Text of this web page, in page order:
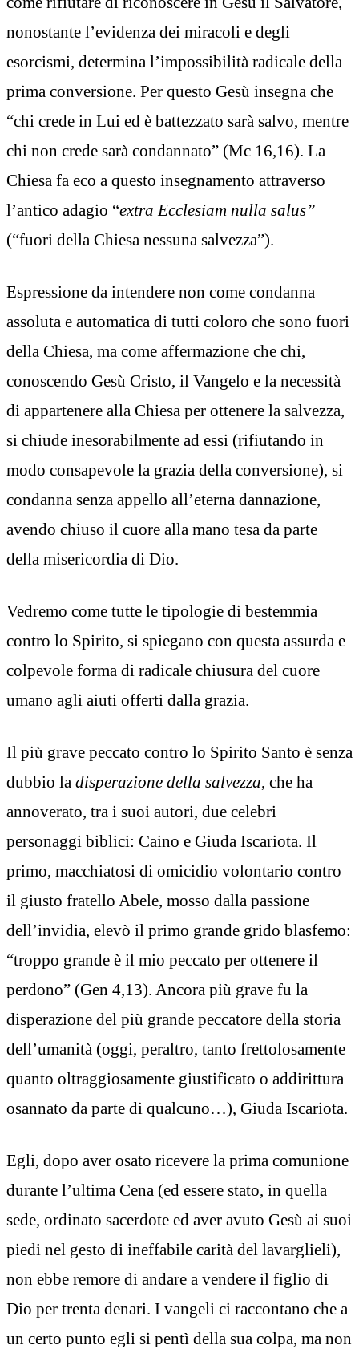
nonostante l’evidenza dei miracoli e degli
esorcismi, determina l’impossibilità radicale della
prima conversione. Per questo Gesù insegna che
“chi crede in Lui ed è battezzato sarà salvo, mentre
chi non crede sarà condannato” (Mc 16,16). La
Chiesa fa eco a questo insegnamento attraverso
l’antico adagio “extra Ecclesiam nulla salus”
(“fuori della Chiesa nessuna salvezza”).
Espressione da intendere non come condanna
assoluta e automatica di tutti coloro che sono fuori
della Chiesa, ma come affermazione che chi,
conoscendo Gesù Cristo, il Vangelo e la necessità
di appartenere alla Chiesa per ottenere la salvezza,
si chiude inesorabilmente ad essi (rifiutando in
modo consapevole la grazia della conversione), si
condanna senza appello all’eterna dannazione,
avendo chiuso il cuore alla mano tesa da parte
della misericordia di Dio.
Vedremo come tutte le tipologie di bestemmia
contro lo Spirito, si spiegano con questa assurda e
colpevole forma di radicale chiusura del cuore
umano agli aiuti offerti dalla grazia.
Il più grave peccato contro lo Spirito Santo è senza
dubbio la disperazione della salvezza, che ha
annoverato, tra i suoi autori, due celebri
personaggi biblici: Caino e Giuda Iscariota. Il
primo, macchiatosi di omicidio volontario contro
il giusto fratello Abele, mosso dalla passione
dell’invidia, elevò il primo grande grido blasfemo:
“troppo grande è il mio peccato per ottenere il
perdono” (Gen 4,13). Ancora più grave fu la
disperazione del più grande peccatore della storia
dell’umanità (oggi, peraltro, tanto frettolosamente
quanto oltraggiosamente giustificato o addirittura
osannato da parte di qualcuno…), Giuda Iscariota.
Egli, dopo aver osato ricevere la prima comunione
durante l’ultima Cena (ed essere stato, in quella
sede, ordinato sacerdote ed aver avuto Gesù ai suoi
piedi nel gesto di ineffabile carità del lavarglieli),
non ebbe remore di andare a vendere il figlio di
Dio per trenta denari. I vangeli ci raccontano che a
un certo punto egli si pentì della sua colpa, ma non